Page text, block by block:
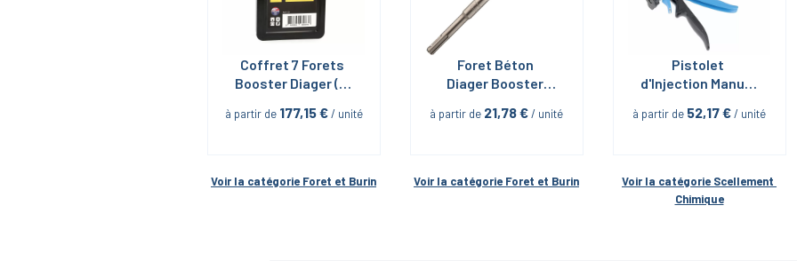
Coffret 7 Forets
Booster Diager (6-
12/160)
à partir de 177,15 € / unité
Voir la catégorie Foret et Burin
Foret Béton
Diager Booster
à partir de 21,78 € / unité
Voir la catégorie Foret et Burin
Pistolet
d'Injection Manuel
Mortier de 380 et
à partir de 52,17 € / unité
Voir la catégorie Scellement
Chimique